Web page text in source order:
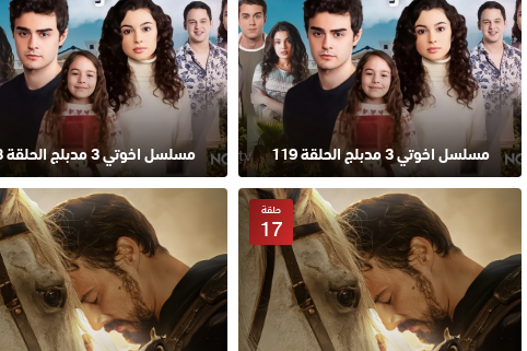
مسلسل اخوتي 3 مدبلج الحلقة 119 مسلسل اخوتي 3 مدبلج الحلقة 118
حلقة
17